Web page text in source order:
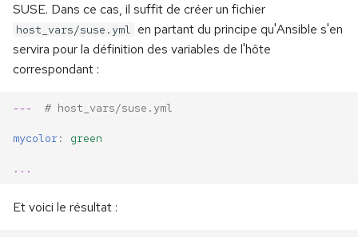
SUSE. Dans ce cas, il suffit de créer un fichier
host_vars/suse.yml en partant du principe qu'Ansible s'en
servira pour la définition des variables de l'hôte
correspondant :
--- # host_vars/suse.yml
mycolor: green
...
Et voici le résultat :